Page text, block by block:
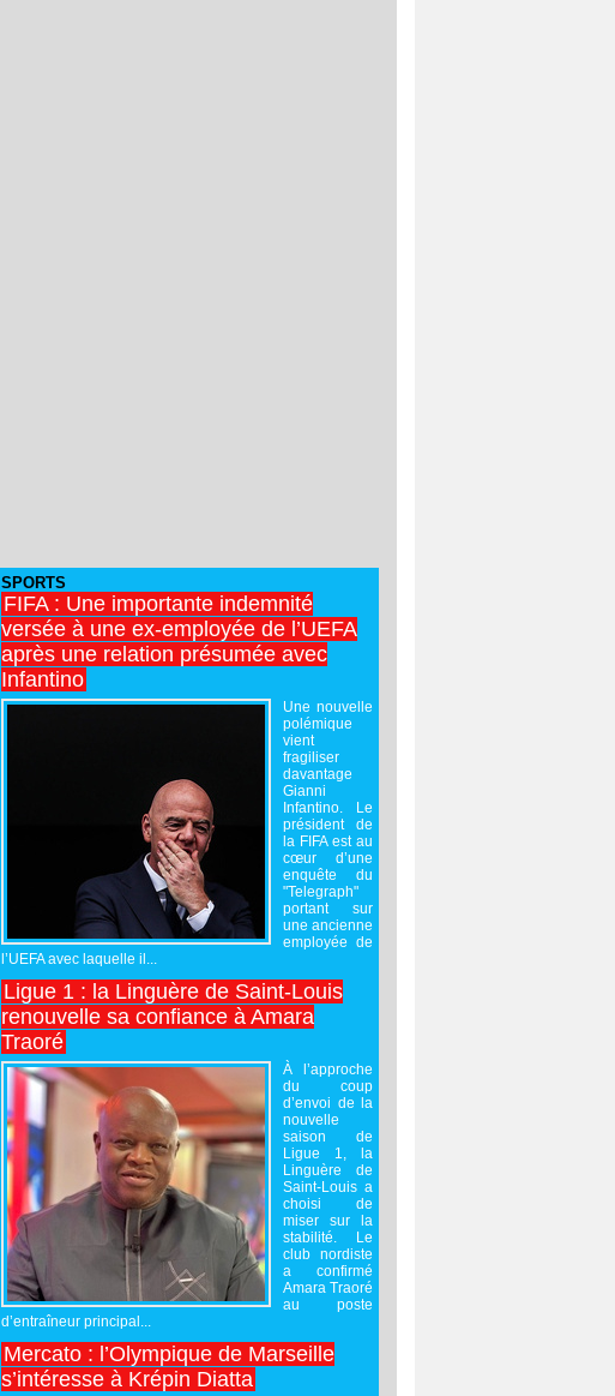
SPORTS
FIFA : Une importante indemnité
versée à une ex-employée de l’UEFA
après une relation présumée avec
Infantino
Une nouvelle
polémique
vient
fragiliser
davantage
Gianni
Infantino. Le
président de
la FIFA est au
cœur d’une
enquête du
"Telegraph"
portant sur
une ancienne
employée de
l’UEFA avec laquelle il...
Ligue 1 : la Linguère de Saint-Louis
renouvelle sa confiance à Amara
Traoré
À l’approche
du coup
d’envoi de la
nouvelle
saison de
Ligue 1, la
Linguère de
Saint-Louis a
choisi de
miser sur la
stabilité. Le
club nordiste
a confirmé
Amara Traoré
au poste
d’entraîneur principal...
Mercato : l’Olympique de Marseille
s’intéresse à Krépin Diatta